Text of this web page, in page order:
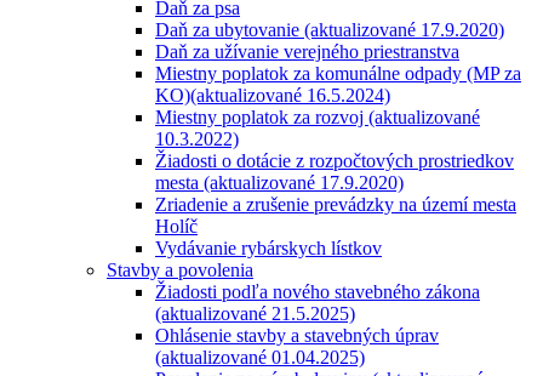
Daň za psa
Daň za ubytovanie (aktualizované 17.9.2020)
Daň za užívanie verejného priestranstva
Miestny poplatok za komunálne odpady (MP za
KO)(aktualizované 16.5.2024)
Miestny poplatok za rozvoj (aktualizované
10.3.2022)
Žiadosti o dotácie z rozpočtových prostriedkov
mesta (aktualizované 17.9.2020)
Zriadenie a zrušenie prevádzky na území mesta
Holíč
Vydávanie rybárskych lístkov
Stavby a povolenia
Žiadosti podľa nového stavebného zákona
(aktualizované 21.5.2025)
Ohlásenie stavby a stavebných úprav
(aktualizované 01.04.2025)